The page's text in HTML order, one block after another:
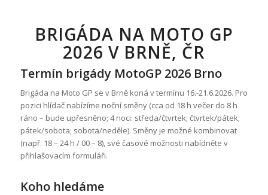
BRIGÁDA NA MOTO GP
2026 V BRNĚ, ČR
Termín brigády MotoGP 2026 Brno
Brigáda na Moto GP se v Brně koná v termínu 16.-21.6.2026. Pro
pozici hlídač nabízíme noční směny (cca od 18 h večer do 8 h
ráno – bude upřesněno; 4 noci: středa/čtvrtek; čtvrtek/pátek;
pátek/sobota; sobota/neděle). Směny je možné kombinovat
(např. 18 – 24 h / 00 – 8), své časové možnosti nabídněte v
přihlašovacím formuláři.
Koho hledáme
stránek, jako je
např. přihlášení
správa účtu.
Jedná se o
cookies
potřebné pro
běžný provoz
webových
stránek.
Webové
stránky nelze
souborů